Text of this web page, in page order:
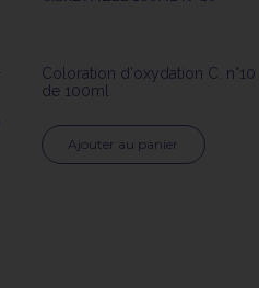
Coloration d'oxydation C.
de 100ml
Ajouter au panier